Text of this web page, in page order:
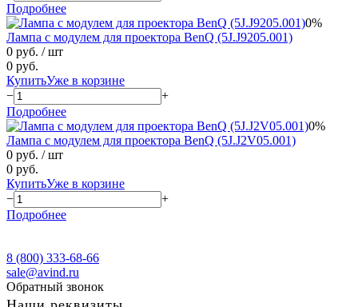
Подробнее
0%
Лампа с модулем для проектора BenQ (5J.J9205.001)
0 руб. / шт
0 руб.
КупитьУже в корзине
−
+
Подробнее
0%
Лампа с модулем для проектора BenQ (5J.J2V05.001)
0 руб. / шт
0 руб.
КупитьУже в корзине
−
+
Подробнее
8 (800) 333-68-66
sale@avind.ru
Обратный звонок